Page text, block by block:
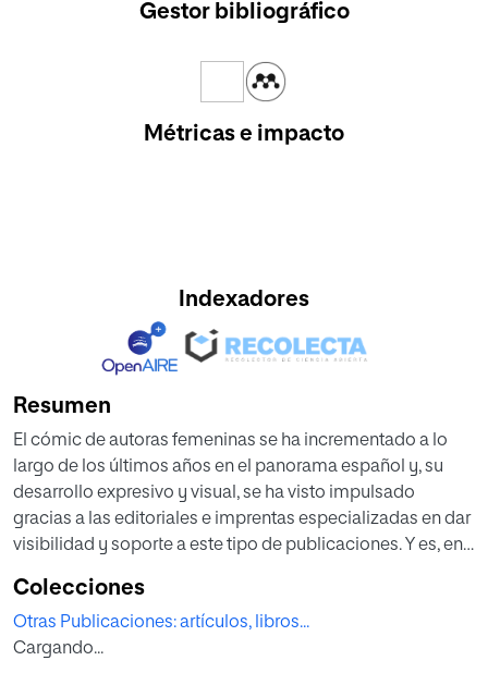
Gestor bibliográfico
Métricas e impacto
Indexadores
Resumen
El cómic de autoras femeninas se ha incrementado a lo
largo de los últimos años en el panorama español y, su
desarrollo expresivo y visual, se ha visto impulsado
gracias a las editoriales e imprentas especializadas en dar
visibilidad y soporte a este tipo de publicaciones. Y es, en
popularidad, evolucionando de la autoedición de fanzines
alternativos con pequeñas tiradas, a ocupar los primeros
puestos en las librerías españolas. Las redes sociales
Colecciones
Otras Publicaciones: artículos, libros...
Cargando...